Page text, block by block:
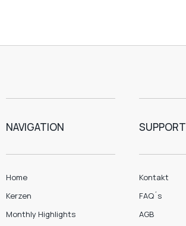
NAVIGATION
Home
Kerzen
Monthly Highlights
SUPPORT
Kontakt
FAQ´s
AGB